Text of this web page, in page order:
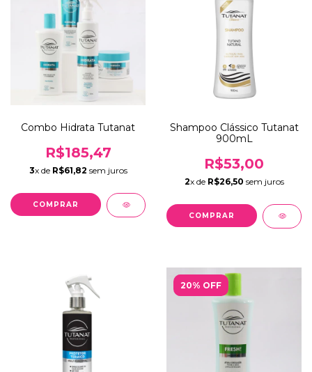
Combo Hidrata Tutanat
R$185,47
3x de R$61,82 sem juros
Shampoo Clássico Tutanat
900mL
R$53,00
2x de R$26,50 sem juros
20% OFF